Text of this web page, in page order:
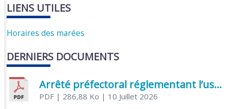
LIENS UTILES
Horaires des marées
DERNIERS DOCUMENTS
Arrêté préfectoral réglementant l’usage de l’eau
PDF| 286,88 Ko | 10 Juillet 2026